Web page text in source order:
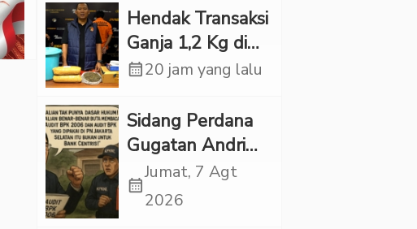
Hendak Transaksi
Ganja 1,2 Kg di
Depok, Pria Ini
Metro Jaya
calendar_month20 jam yang lalu
Sidang Perdana
Gugatan Andri
Tedjadharma di
PN Cibinong,
calendar_month
Jumat, 7 Agt
2026